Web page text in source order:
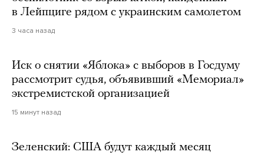
в Лейпциге рядом с украинским самолетом
3 часа назад
Иск о снятии «Яблока» с выборов в Госдуму
рассмотрит судья, объявивший «Мемориал»
экстремистской организацией
15 минут назад
Зеленский: США будут каждый месяц